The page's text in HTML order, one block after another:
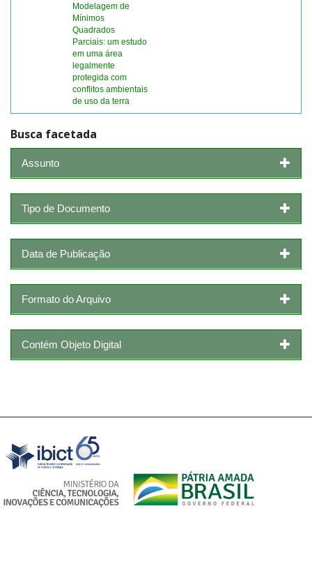
Modelagem de
Mínimos
Quadrados
Parciais: um estudo
em uma área
legalmente
protegida com
conflitos ambientais
de uso da terra
Busca facetada
Assunto
Tipo de Documento
Data de Publicação
Formato do Arquivo
Contém Objeto Digital